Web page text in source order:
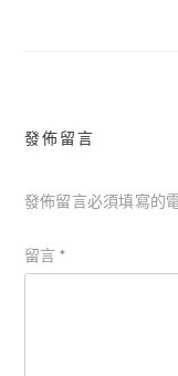
發佈留言
發佈留言必須填寫的
留言 *